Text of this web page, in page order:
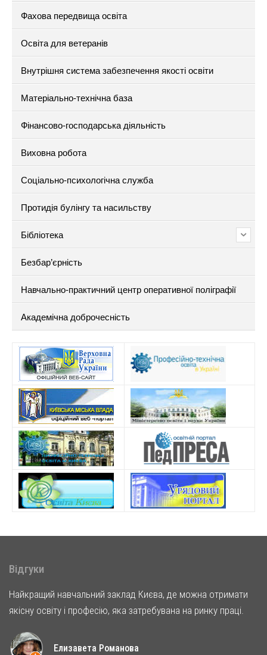
Фахова передвища освіта
Освіта для ветеранів
Внутрішня система забезпечення якості освіти
Матеріально-технічна база
Фінансово-господарська діяльність
Виховна робота
Соціально-психологічна служба
Протидія булінгу та насильству
Бібліотека
Безбар’єрність
Навчально-практичний центр оперативної поліграфії
Академічна доброчесність
Відгуки
Найкращий навчальний заклад Києва, де можна отримати
якісну освіту і професію, яка затребувана на ринку праці.
Елизавета Романова